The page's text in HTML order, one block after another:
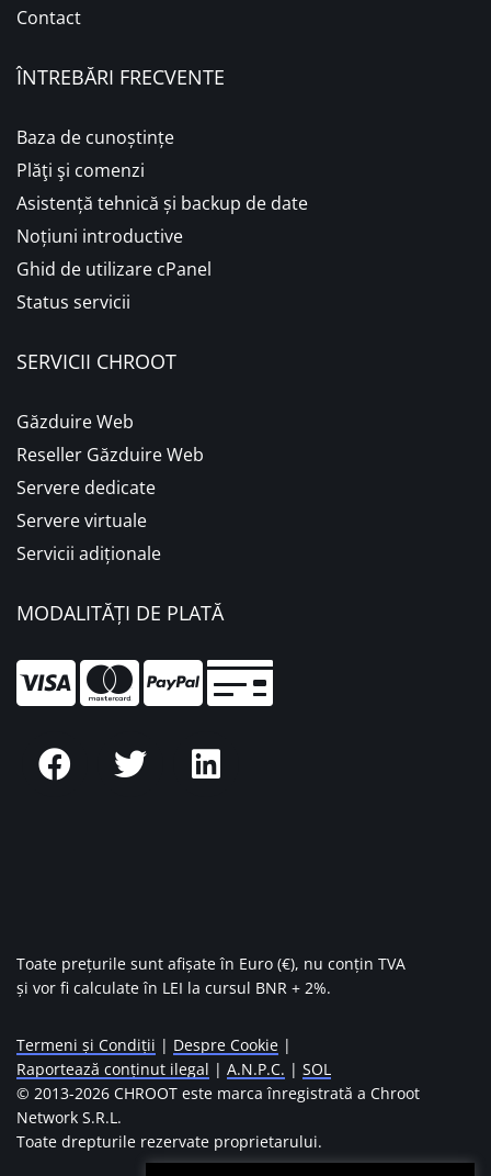
Contact
ÎNTREBĂRI FRECVENTE
Baza de cunoștințe
Plăţi şi comenzi
Asistență tehnică și backup de date
Noțiuni introductive
Ghid de utilizare cPanel
Status servicii
SERVICII CHROOT
Găzduire Web
Reseller Găzduire Web
Servere dedicate
Servere virtuale
Servicii adiționale
MODALITĂȚI DE PLATĂ
Toate prețurile sunt afișate în Euro (€), nu conțin TVA
și vor fi calculate în LEI la cursul BNR + 2%.
Termeni și Condiții | Despre Cookie |
Raportează conținut ilegal | A.N.P.C. | SOL
© 2013-2026 CHROOT este marca înregistrată a Chroot
Network S.R.L.
Toate drepturile rezervate proprietarului.